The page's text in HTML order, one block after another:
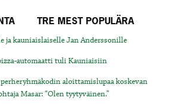
TRE MEST POPULÄRA
ja kauniaislaiselle Jan Anderssonille
automaatti tuli Kauniaisiin
aloittamislupaa koskevan
Masar: “Olen tyytyväinen.”